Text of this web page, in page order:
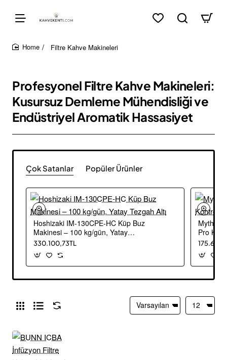
Filtre Kahve Makineleri
Profesyonel Filtre Kahve Makineleri:
Kusursuz Demleme Mühendisliği ve
Endüstriyel Aromatik Hassasiyet
Çok Satanlar Popüler Ürünler
Hoshizaki IM-130CPE-HC Küp Buz
Makinesi – 100 kg/gün, Yatay
Tezgah Altı
330.100,73TL
Mythos
Pro